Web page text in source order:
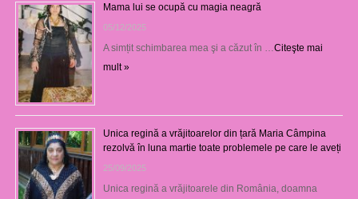
Mama lui se ocupă cu magia neagră
05/12/2025
A simțit schimbarea mea şi a căzut în … Citeşte mai
mult »
Unica regină a vrăjitoarelor din țară Maria Câmpina
rezolvă în luna martie toate problemele pe care le aveți
25/09/2025
Unica regină a vrăjitoarele din România, doamna